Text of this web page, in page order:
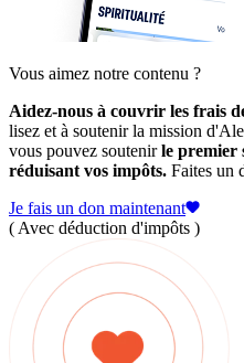
Vous aimez notre contenu ?
Aidez-nous à couvrir les frais
lisez et à soutenir la mission
vous pouvez soutenirle premier
réduisant vos impôts. Faites un
Je fais un don maintenant
( Avec déduction d'impôts )